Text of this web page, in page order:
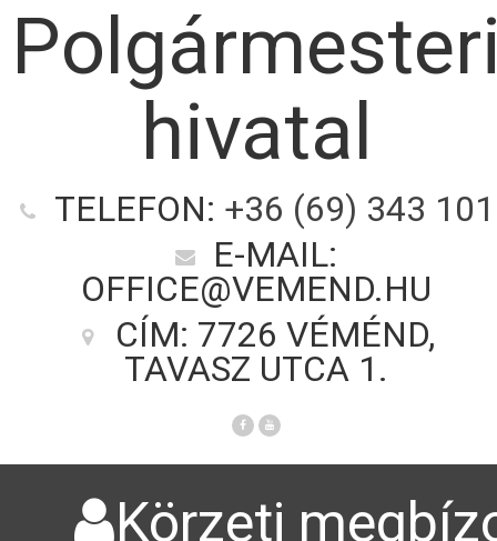
hivatal
TELEFON: +36 (69) 343 101
E-MAIL:
OFFICE@VEMEND.HU
CÍM: 7726 VÉMÉND,
TAVASZ UTCA 1.
Körzeti